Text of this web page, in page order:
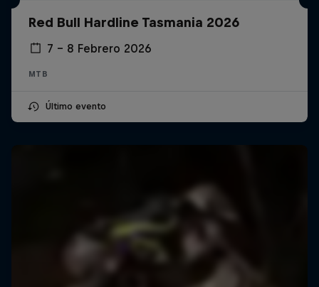
Red Bull Hardline Tasmania 2026
7 – 8 Febrero 2026
MTB
Último evento